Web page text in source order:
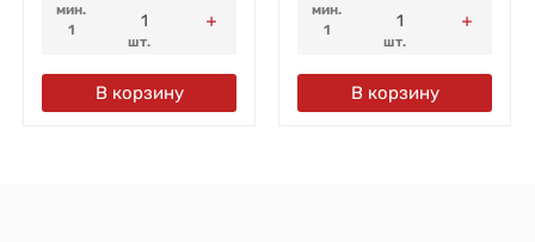
мин.
1
шт.
В корзину
мин.
1
шт.
В корзину